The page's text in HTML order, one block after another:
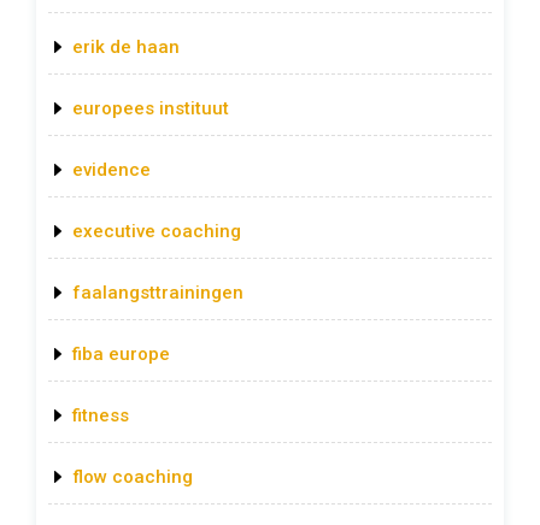
erik de haan
europees instituut
evidence
executive coaching
faalangsttrainingen
fiba europe
fitness
flow coaching